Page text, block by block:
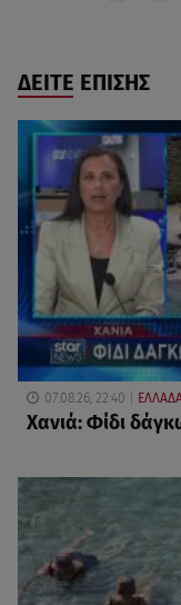
ΔΕΙΤΕ ΕΠΙΣΗΣ
07.08.26, 22:40
Χανιά: Φίδι